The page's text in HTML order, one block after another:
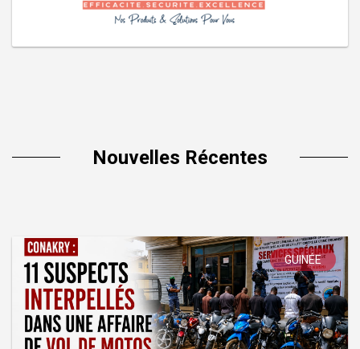
Nouvelles Récentes
GUINÉE